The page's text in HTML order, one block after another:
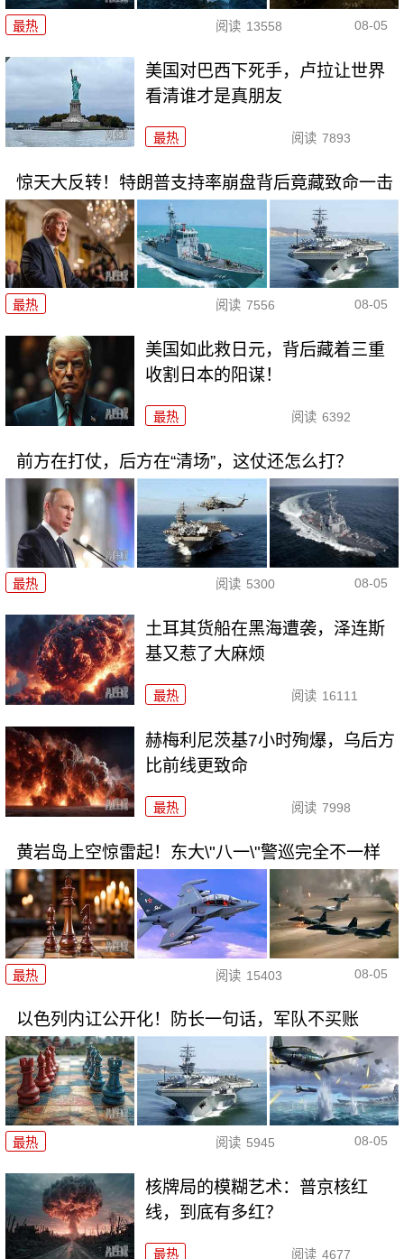
最热 阅读 13558 08-05
美国对巴西下死手，卢拉让世界
看清谁才是真朋友
最热 阅读 7893
惊天大反转！特朗普支持率崩盘背后竟藏致命一击
最热 阅读 7556 08-05
美国如此救日元，背后藏着三重
收割日本的阳谋！
最热 阅读 6392
前方在打仗，后方在“清场”，这仗还怎么打？
最热 阅读 5300 08-05
土耳其货船在黑海遭袭，泽连斯
基又惹了大麻烦
最热 阅读 16111
赫梅利尼茨基7小时殉爆，乌后方
比前线更致命
最热 阅读 7998
黄岩岛上空惊雷起！东大\"八一\"警巡完全不一样
最热 阅读 15403 08-05
以色列内讧公开化！防长一句话，军队不买账
最热 阅读 5945 08-05
核牌局的模糊艺术：普京核红
线，到底有多红？
最热 阅读 4677